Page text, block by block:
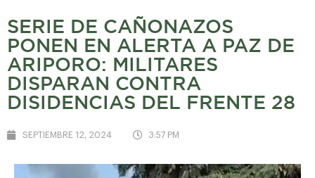
SERIE DE CAÑONAZOS
PONEN EN ALERTA A PAZ DE
ARIPORO: MILITARES
DISPARAN CONTRA
DISIDENCIAS DEL FRENTE 28
SEPTIEMBRE 12, 2024 3:57 PM